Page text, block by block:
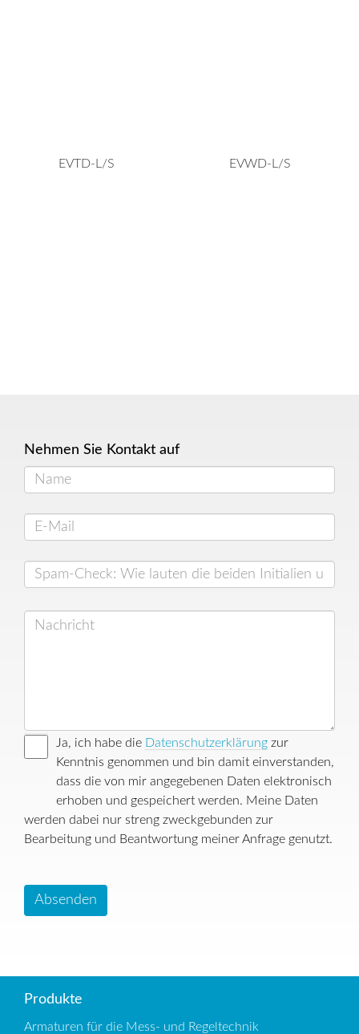
EVTD-L/S EVWD-L/S
Nehmen Sie Kontakt auf
Ja, ich habe die Datenschutzerklärung zur
Kenntnis genommen und bin damit einverstanden,
dass die von mir angegebenen Daten elektronisch
erhoben und gespeichert werden. Meine Daten
werden dabei nur streng zweckgebunden zur
Bearbeitung und Beantwortung meiner Anfrage genutzt.
Absenden
Produkte
Armaturen für die Mess- und Regeltechnik